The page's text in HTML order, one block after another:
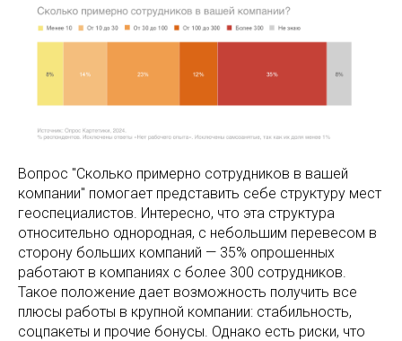
Вопрос "Сколько примерно сотрудников в вашей
компании" помогает представить себе структуру мест
геоспециалистов. Интересно, что эта структура
относительно однородная, с небольшим перевесом в
сторону больших компаний — 35% опрошенных
работают в компаниях с более 300 сотрудников.
Такое положение дает возможность получить все
плюсы работы в крупной компании: стабильность,
соцпакеты и прочие бонусы. Однако есть риски, что